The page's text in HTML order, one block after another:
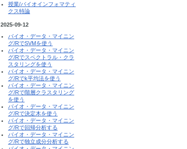
授業/バイオインフォマティ
クス特論
2025-09-12
バイオ・データ・マイニン
グ/RでSVMを使う
バイオ・データ・マイニン
グ/Rでスペクトラル・クラ
スタリングを使う
バイオ・データ・マイニン
グ/Rでk平均法を使う
バイオ・データ・マイニン
グ/Rで階層クラスタリング
を使う
バイオ・データ・マイニン
グ/Rで決定木を使う
バイオ・データ・マイニン
グ/Rで回帰分析する
バイオ・データ・マイニン
グ/Rで独立成分分析する